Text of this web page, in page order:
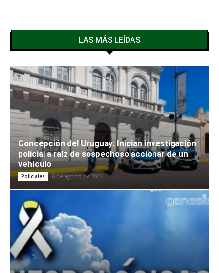
LAS MÁS LEÍDAS
Concepción del Uruguay: Inician investigación
policial a raíz de sospechoso accionar de un
vehículo
Policiales 6 de agosto de 2026